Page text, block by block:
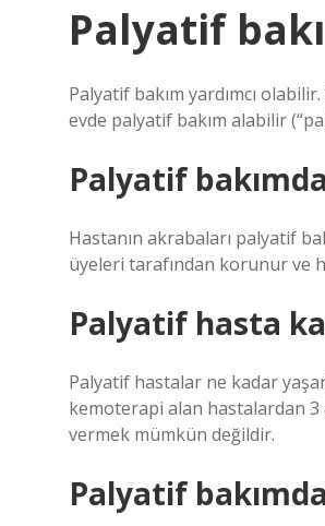
Palyatif
Palyatif bakım yardımcı
evde palyatif bakım alabilir
Palyatif
Hastanın akrabaları palyatif
üyeleri tarafından korunur ve
Palyatif hasta
Palyatif hastalar ne kadar
kemoterapi alan hastalardan 3
vermek mümkün değildir.
Palyatif